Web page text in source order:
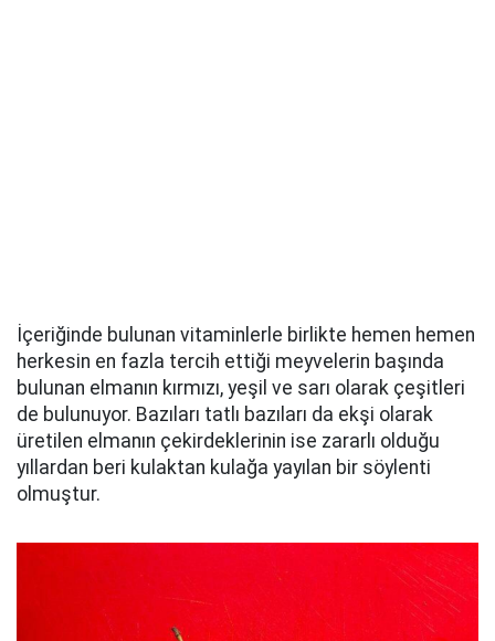
İçeriğinde bulunan vitaminlerle birlikte hemen hemen
herkesin en fazla tercih ettiği meyvelerin başında
bulunan elmanın kırmızı, yeşil ve sarı olarak çeşitleri
de bulunuyor. Bazıları tatlı bazıları da ekşi olarak
üretilen elmanın çekirdeklerinin ise zararlı olduğu
yıllardan beri kulaktan kulağa yayılan bir söylenti
olmuştur.